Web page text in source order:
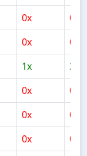
0x
0x
0x
0x
1x
2x
0x
0x
0x
0x
0x
0x